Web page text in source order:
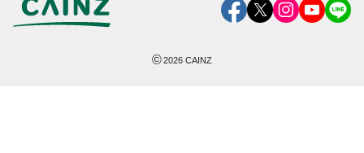
©2026 CAINZ